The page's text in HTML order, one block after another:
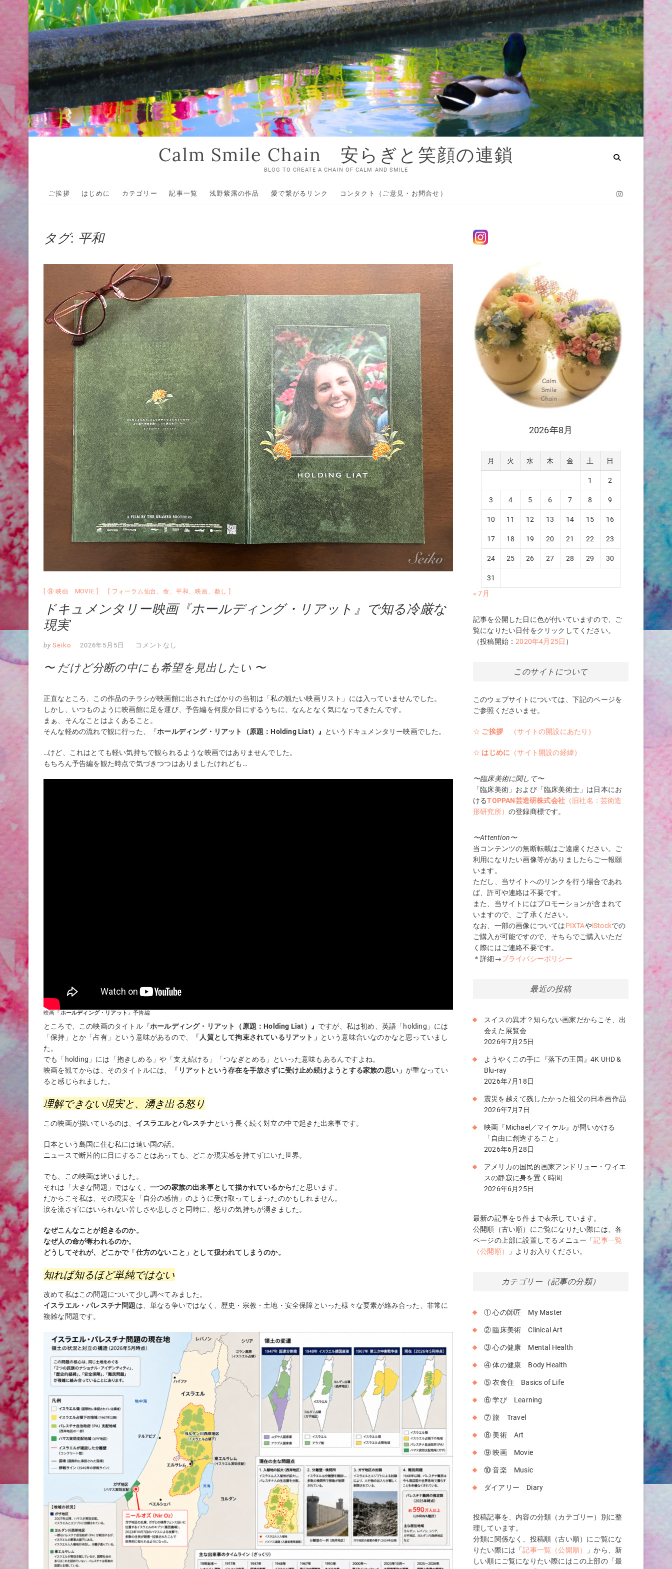
Calm Smile Chain 安らぎと笑顔の連鎖
BLOG TO CREATE A CHAIN OF CALM AND SMILE
Instagram
ご挨拶 はじめに カテゴリー 記事一覧 浅野紫露の作品 愛で繋がるリンク コンタクト（ご意見・お問合せ）
タグ: 平和
⑨ 映画 MOVIE フォーラム仙台 、命 、 平和、 映画、 赦し
ドキュメンタリー映画『ホールディング・リアット』で知る冷厳な
現実
by Seiko 2026年5月5日 コメントなし
〜 だけど分断の中にも希望を見出したい 〜
正直なところ、この作品のチラシが映画館に出されたばかりの当初は「私の観たい映画リスト」には入っていませんでした。
しかし、いつものように映画館に足を運び、予告編を何度か目にするうちに、なんとなく気になってきたんです。
まぁ、そんなことはよくあること。
そんな軽めの流れで観に行った、『ホールディング・リアット （原題：Holding Liat） 』 というドキュメンタリー映画でした。
…けど、これはとても軽い気持ちで観られるような映画ではありませんでした。
もちろん予告編を観た時点で気づきつつはありましたけれども…
映画『ホールディング・リアット 』予告編
ところで、この映画のタイトル『ホールディング・リアット（原題：Holding Liat）』 ですが、私は初め、英語「holding」には
「保持」とか「占有」という意味があるので、
「人質として拘束されているリアット」 という意味合いなのかなと思っていまし
た。
でも「holding」には「抱きしめる」や「支え続ける」「つなぎとめる」といった意味もあるんですよね。
映画を観てからは、そのタイトルには、
「リアットという存在を手放さずに受け止め続けようとする家族の思い」が重なってい
ると感じられました。
理解できない現実と、湧き出る怒り
この映画が描いているのは、 イスラエルとパレスチナという長く続く対立の中で起きた出来事です。
日本という島国に住む私には遠い国の話。
ニュースで断片的に目にすることはあっても、どこか現実感を持てずにいた世界。
でも、この映画は違いました。
それは「大きな問題」ではなく、 一つの家族の出来事として描かれているからだと思います。
だからこそ私は、その現実を「自分の感情」のように受け取ってしまったのかもしれません。
涙を流さずにはいられない苦しさや悲しさと同時に、怒りの気持ちが湧きました。
なぜこんなことが起きるのか。
なぜ人の命が奪われるのか。
どうしてそれが、どこかで「仕方のないこと」として扱われてしまうのか。
知れば知るほど単純ではない
改めて私はこの問題について少し調べてみました。
イスラエル・パレスチナ問題は、単なる争いではなく、歴史・宗教・土地・安全保障といった様々な要素が絡み合った、非常に
複雑な問題です。
2026年8月
月 火 水 木 金 土 日
1 2
3 4 5 6 7 8 9
10 11 12 13 14 15 16
17 18 19 20 21 22 23
24 25 26 27 28 29 30
31
« 7月
記事を公開した日に色が付いていますので、ご
覧になりたい日付をクリックしてください。
（投稿開始：2020年4月25日 ）
このサイトについて
このウェブサイトについては、下記のページを
ご参照くださいませ。
☆ ご挨拶 （サイトの開設にあたり）
☆ はじめに （サイト開設の経緯）
〜臨床美術に関して〜
「臨床美術」および「臨床美術士」は日本にお
けるTOPPAN芸造研株式会社 （旧社名：芸術造
形研究所） の登録商標です。
〜Attention〜
当コンテンツの無断転載はご遠慮ください。ご
利用になりたい画像等がありましたらご一報願
います。
ただし、当サイトへのリンクを行う場合であれ
ば、許可や連絡は不要です。
また、当サイトにはプロモーションが含まれて
いますので、ご了承ください。
なお、一部の画像についてはPIXTAやiStockでの
ご購入が可能ですので、そちらでご購入いただ
く際にはご連絡不要です。
＊詳細→プライバシーポリシー
最近の投稿
スイスの異才？知らない画家だからこそ、出
会えた展覧会
2026年7月25日
ようやくこの手に『落下の王国』4K UHD &
Blu-ray
2026年7月18日
震災を越えて残したかった祖父の日本画作品
2026年7月7日
映画『Michael／マイケル』が問いかける
「自由に創造すること」
2026年6月28日
アメリカの国民的画家アンドリュー・ワイエ
スの静寂に身を置く時間
2026年6月25日
最新の記事を５件まで表示しています。
公開順（古い順）にご覧になりたい際には、各
ページの上部に設置してるメニュー「記事一覧
（公開順）
」よりお入りください。
カテゴリー（記事の分類）
① 心の師匠 My Master
② 臨床美術 Clinical Art
③ 心の健康 Mental Health
④ 体の健康 Body Health
⑤ 衣食住 Basics of Life
⑥ 学び Learning
⑦ 旅 Travel
⑧ 美術 Art
⑨ 映画 Movie
⑩ 音楽 Music
ダイアリー Diary
投稿記事を、内容の分類（カテゴリー）別に整
理しています。
分類に関係なく、投稿順（古い順）にご覧にな
りたい際には「記事一覧（公開順）
」から、新
しい順にご覧になりたい際にはこの上部の「最